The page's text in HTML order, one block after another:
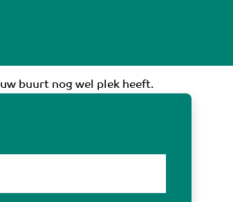
buurt nog wel plek heeft.